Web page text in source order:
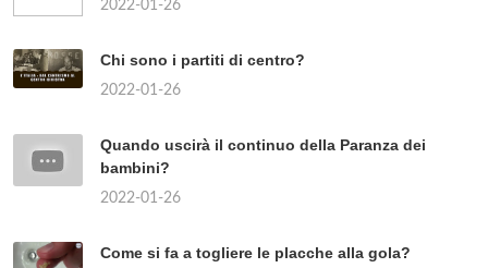
2022-01-26
Chi sono i partiti di centro?
2022-01-26
Quando uscirà il continuo della Paranza dei
bambini?
2022-01-26
Come si fa a togliere le placche alla gola?